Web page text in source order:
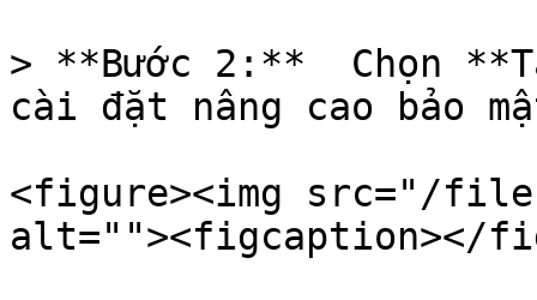
> **Bước 2:**  Chọn
cài đặt nâng cao bảo
<figure><img src="/files/
alt=""><figcaption></